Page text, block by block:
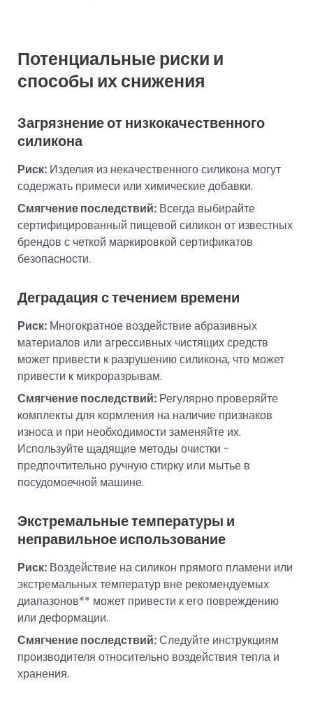
Потенциальные риски и
способы их снижения
Загрязнение от низкокачественного
силикона
Риск: Изделия из некачественного силикона могут
содержать примеси или химические добавки.
Смягчение последствий: Всегда выбирайте
сертифицированный пищевой силикон от известных
брендов с четкой маркировкой сертификатов
безопасности.
Деградация с течением времени
Риск: Многократное воздействие абразивных
материалов или агрессивных чистящих средств
может привести к разрушению силикона, что может
привести к микроразрывам.
Смягчение последствий: Регулярно проверяйте
комплекты для кормления на наличие признаков
износа и при необходимости заменяйте их.
Используйте щадящие методы очистки -
предпочтительно ручную стирку или мытье в
посудомоечной машине.
Экстремальные температуры и
неправильное использование
Риск: Воздействие на силикон прямого пламени или
экстремальных температур вне рекомендуемых
диапазонов** может привести к его повреждению
или деформации.
Смягчение последствий:Следуйте инструкциям
производителя относительно воздействия тепла и
хранения.